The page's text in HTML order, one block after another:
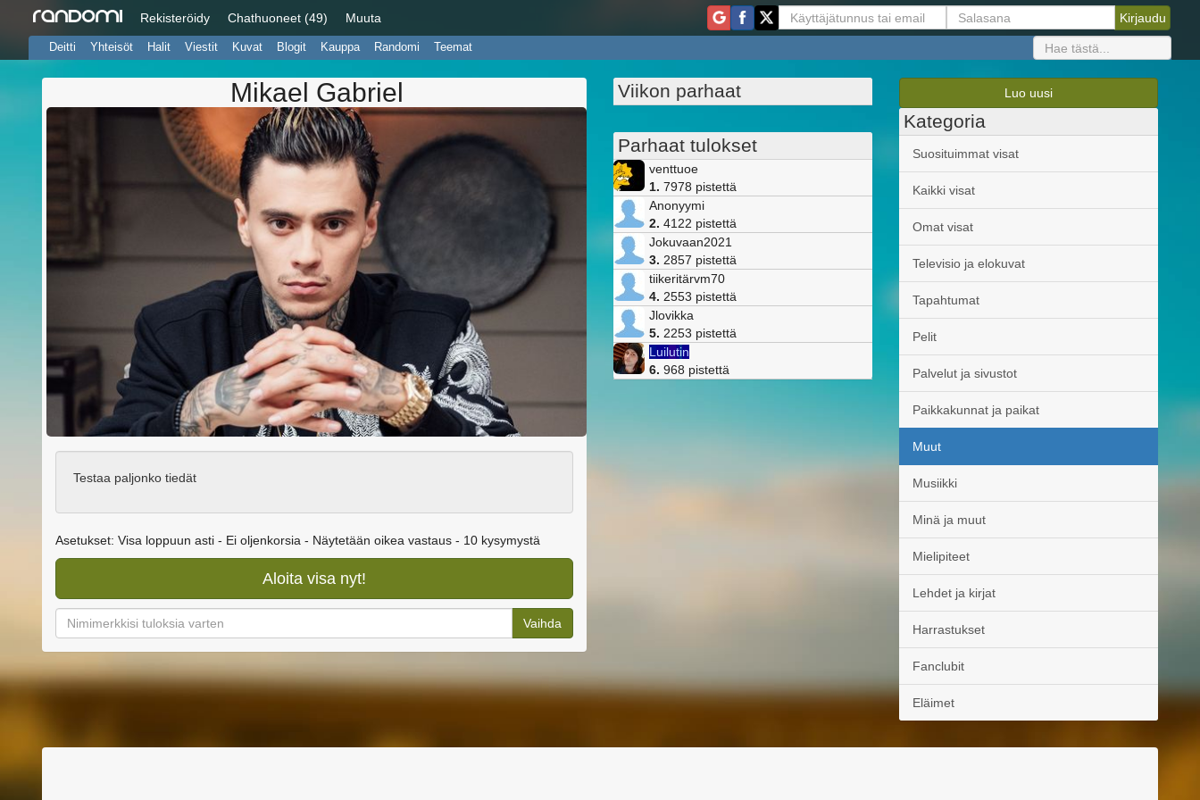
Rekisteröidy Chathuoneet (49) Muuta
Deitti Yhteisöt Halit Viestit Kuvat Blogit Kauppa Randomi Teemat
Mikael Gabriel
Testaa paljonko tiedät
Asetukset: Visa loppuun asti - Ei oljenkorsia - Näytetään oikea vastaus - 10 kysymystä
Aloita visa nyt!
Vaihda
Viikon parhaat
Parhaat tulokset
venttuoe
1. 7978 pistettä
Anonyymi
2. 4122 pistettä
Jokuvaan2021
3. 2857 pistettä
tiikeritärvm70
4. 2553 pistettä
Jlovikka
5. 2253 pistettä
L uilutin
6. 968 pistettä
Luo uusi
Kategoria
Suosituimmat visat
Kaikki visat
Omat visat
Televisio ja elokuvat
Tapahtumat
Pelit
Palvelut ja sivustot
Paikkakunnat ja paikat
Muut
Musiikki
Minä ja muut
Mielipiteet
Lehdet ja kirjat
Harrastukset
Fanclubit
Eläimet